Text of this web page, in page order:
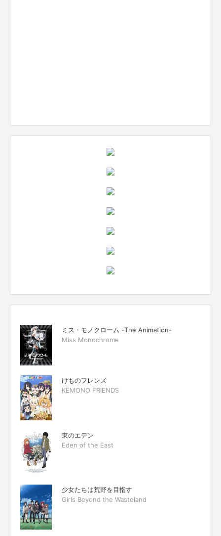
ミス・モノクローム -The Animation-
Miss Monochrome
けものフレンズ
KEMONO FRIENDS
東のエデン
Eden of the East
少女たちは荒野を目指す
Girls Beyond the Wasteland